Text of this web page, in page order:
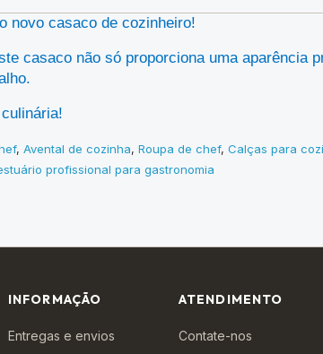
novo casaco de cozinheiro!
casaco não só proporciona uma aparência
, Avental de cozinha, Roupa de chef, Calças para
profissional para gastronomia
INFORMAÇÃO
Entregas e envios
ATENDIMENTO
Contate-nos